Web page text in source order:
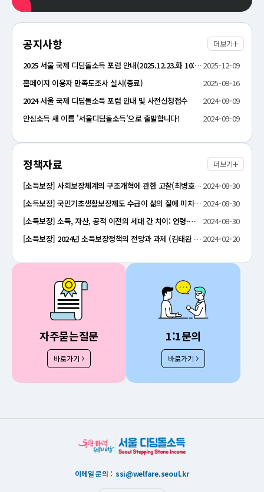
공지사항
2025 서울 국제 디딤돌소득 포럼 안내(2025.12.23.화 10:00~17:10)2025-12-09
홈페이지 이용자 만족도조사 실시(종료)
2025-09-16
2024 서울 국제 디딤돌소득 포럼 안내 및 사전신청접수
2024-09-09
안심소득 새 이름 '서울디딤돌소득'으로 출발합니다!
2024-09-09
더보기
정책자료
[소득보장] 사회보장체계의 구조개혁에 관한 고찰(최병호, 2024, 한국사회보장학회)2024-08-30
[소득보장] 국민기초생활보장제도 수급이 삶의 질에 미치는 영향에 관한 연구 -공정성 인식의 조절효과를 중심으로-(유지룡·김지안, 2024, 한국사회복지경영학회) 2024-08-30
[소득보장] 소득, 자산, 공적 이전의 세대 간 차이: 연령-기간-코호트 효과 분석, 2006-2021 (박형존·김성아, 2024, 한국사회보장학회)
2024-08-30
[소득보장] 2024년 소득보장정책의 전망과 과제 (김태완 외, 2024, 보건복지포럼) 2024-02-20
더보기
자주묻는질문
바로가기
1:1문의
바로가기
이메일 문의 : ssi@welfare.seoul.kr